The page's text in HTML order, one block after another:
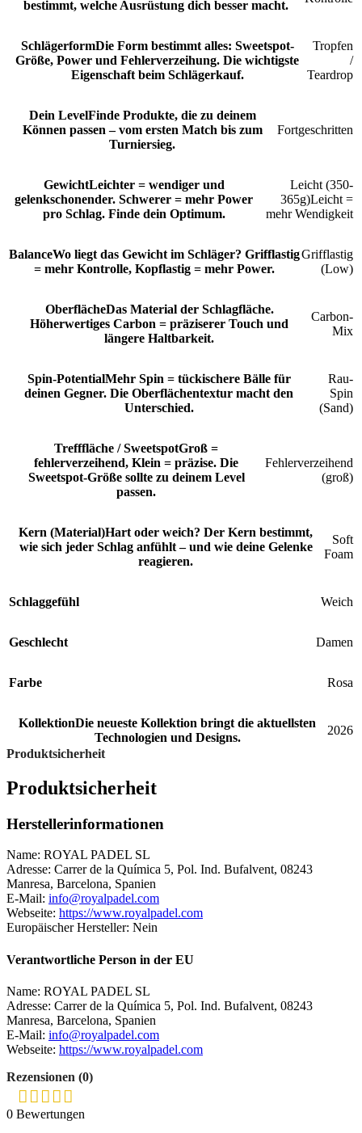
bestimmt, welche Ausrüstung dich besser macht.
SchlägerformDie Form bestimmt alles: Sweetspot-
Größe, Power und Fehlerverzeihung. Die wichtigste
Eigenschaft beim Schlägerkauf.
Tropfen
/
Teardrop
Dein LevelFinde Produkte, die zu deinem
Können passen – vom ersten Match bis zum
Turniersieg.
Fortgeschritten
GewichtLeichter = wendiger und
gelenkschonender. Schwerer = mehr Power
pro Schlag. Finde dein Optimum.
Leicht (350-
365g)Leicht =
mehr Wendigkeit
BalanceWo liegt das Gewicht im Schläger? Grifflastig
= mehr Kontrolle, Kopflastig = mehr Power.
Grifflastig
(Low)
OberflächeDas Material der Schlagfläche.
Höherwertiges Carbon = präziserer Touch und
längere Haltbarkeit.
Carbon-
Mix
Spin-PotentialMehr Spin = tückischere Bälle für
deinen Gegner. Die Oberflächentextur macht den
Unterschied.
Rau-
Spin
(Sand)
Trefffläche / SweetspotGroß =
fehlerverzeihend, Klein = präzise. Die
Sweetspot-Größe sollte zu deinem Level
passen.
Fehlerverzeihend
(groß)
Kern (Material)Hart oder weich? Der Kern bestimmt,
wie sich jeder Schlag anfühlt – und wie deine Gelenke
reagieren.
Soft
Foam
Schlaggefühl Weich
Geschlecht Damen
Farbe Rosa
KollektionDie neueste Kollektion bringt die aktuellsten
Technologien und Designs.
2026
Produktsicherheit
Produktsicherheit
Herstellerinformationen
Name: ROYAL PADEL SL
Adresse: Carrer de la Química 5, Pol. Ind. Bufalvent, 08243
Manresa, Barcelona, Spanien
E-Mail: info@royalpadel.com
Webseite: https://www.royalpadel.com
Europäischer Hersteller: Nein
Verantwortliche Person in der EU
Name: ROYAL PADEL SL
Adresse: Carrer de la Química 5, Pol. Ind. Bufalvent, 08243
Manresa, Barcelona, Spanien
E-Mail: info@royalpadel.com
Webseite: https://www.royalpadel.com
Rezensionen (0)
0 Bewertungen